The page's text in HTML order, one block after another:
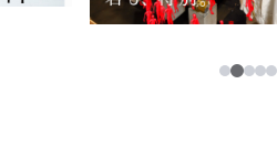
1234